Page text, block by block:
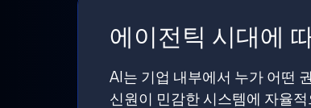
에이전틱 시대에
AI는 기업 내부에서 누가 어떤
신원이 민감한 시스템에 자율